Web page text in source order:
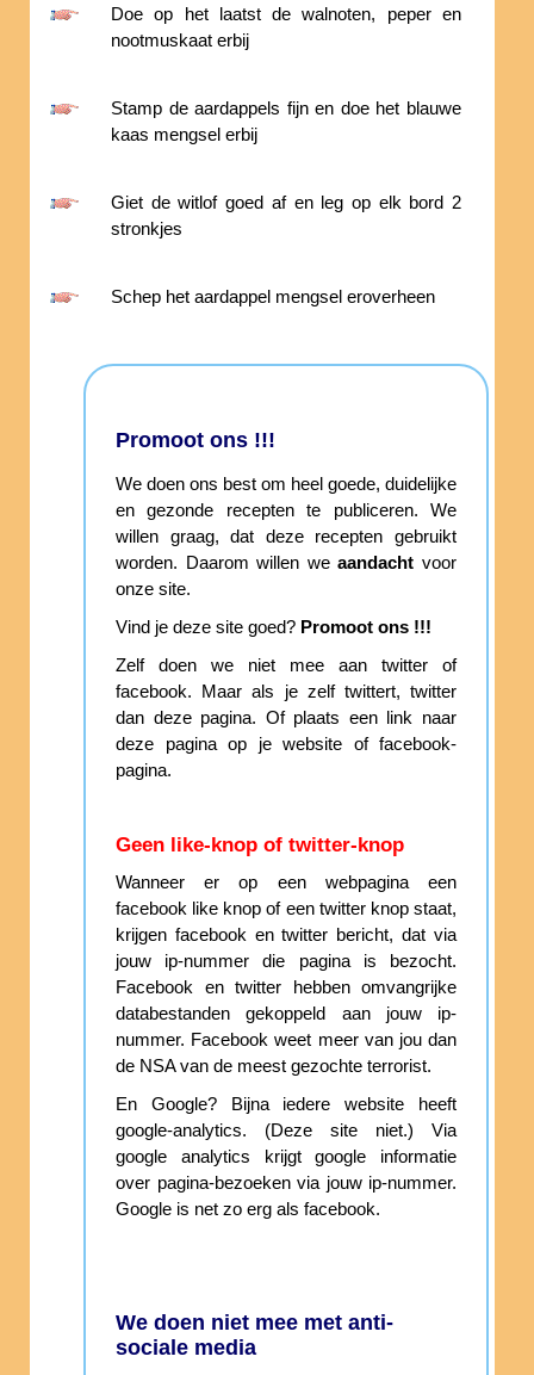
Doe op het laatst de walnoten, peper en
nootmuskaat erbij
Stamp de aardappels fijn en doe het blauwe
kaas mengsel erbij
Giet de witlof goed af en leg op elk bord 2
stronkjes
Schep het aardappel mengsel eroverheen
Promoot ons !!!
We doen ons best om heel goede, duidelijke
en gezonde recepten te publiceren. We
willen graag, dat deze recepten gebruikt
worden. Daarom willen weaandacht voor
onze site.
Vind je deze site goed? Promoot ons !!!
Zelf doen we niet mee aan twitter of
facebook. Maar als je zelf twittert, twitter
dan deze pagina. Of plaats een link naar
deze pagina op je website of facebook-
pagina.
Geen like-knop of twitter-knop
Wanneer er op een webpagina een
facebook like knop of een twitter knop staat,
krijgen facebook en twitter bericht, dat via
jouw ip-nummer die pagina is bezocht.
Facebook en twitter hebben omvangrijke
databestanden gekoppeld aan jouw ip-
nummer. Facebook weet meer van jou dan
de NSA van de meest gezochte terrorist.
En Google? Bijna iedere website heeft
google-analytics. (Deze site niet.) Via
google analytics krijgt google informatie
over pagina-bezoeken via jouw ip-nummer.
Google is net zo erg als facebook.
We doen niet mee met anti-
sociale media